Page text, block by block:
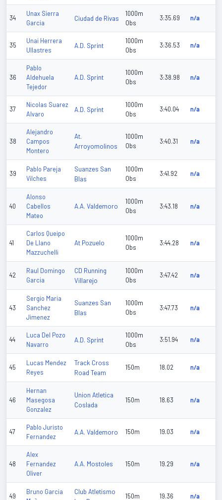
34
Unax Sierra
Garcia
Ciudad de Rivas
1000m
Obs
3:35.69 n/a
35
Unai Herrera
Ullastres
A.D. Sprint
1000m
Obs
3:36.53 n/a
36
Pablo
Aldehuela
Tejedor
A.D. Sprint
1000m
Obs
3:38.98 n/a
37
Nicolas Suarez
Alvaro
A.D. Sprint
1000m
Obs
3:40.04 n/a
38
Alejandro
Campos
Montero
At.
Arroyomolinos
1000m
Obs
3:40.31 n/a
39
Pablo Pareja
Vilches
Suanzes San
Blas
1000m
Obs
3:41.92 n/a
40
Alonso
Cabellos
Mateo
A.A. Valdemoro
1000m
Obs
3:43.18 n/a
41
Carlos Queipo
De Llano
Mazzuchelli
At Pozuelo
1000m
Obs
3:44.28 n/a
42
Raul Domingo
Garcia
CD Running
Villarejo
1000m
Obs
3:47.42 n/a
43
Sergio Maria
Sanchez
Jimenez
Suanzes San
Blas
1000m
Obs
3:47.73 n/a
44
Luca Del Pozo
Navarro
A.D. Sprint
1000m
Obs
3:51.94 n/a
45
Lucas Mendez
Reyes
Track Cross
Road Team
150m 18.02 n/a
46
Hernan
Masegosa
Gonzalez
Union Atletica
Coslada
150m 18.63 n/a
47
Pablo Juristo
Fernandez
A.A. Valdemoro 150m 19.03 n/a
48
Alex
Fernandez
Oliver
A.A. Mostoles 150m 19.29 n/a
49
Bruno Garcia
Club Atletismo
150m 19.36 n/a